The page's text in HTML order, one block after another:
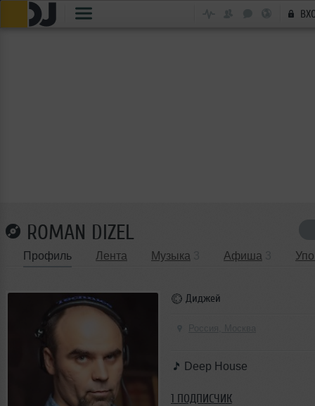
ROMAN DIZEL
Профиль Лента Музыка Афиша
Диджей
Deep House
1 ПОДПИСЧИК